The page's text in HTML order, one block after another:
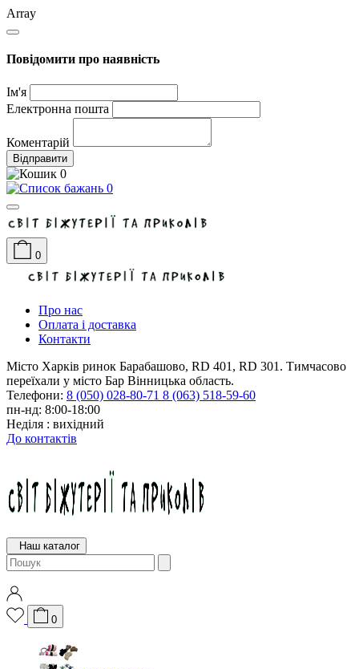
Array
Повідомити про наявність
Ім'я
Електронна пошта
Коментарій
Відправити
0
0
0
Про нас
Оплата і доставка
Контакти
Місто Харків ринок Барабашово, RD 401, RD 301. Тимчасово
переїхали у місто Бар Вінницька область.
Телефони: 8 (050) 028-80-71 8 (063) 518-59-60
пн-нд: 8:00-18:00
Неділя : вихідний
До контактів
Наш каталог
0